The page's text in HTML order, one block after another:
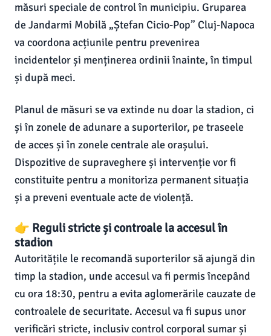
măsuri speciale de control în municipiu. Gruparea
de Jandarmi Mobilă „Ștefan Cicio-Pop” Cluj-Napoca
va coordona acțiunile pentru prevenirea
incidentelor și menținerea ordinii înainte, în timpul
și după meci.
Planul de măsuri se va extinde nu doar la stadion, ci
și în zonele de adunare a suporterilor, pe traseele
de acces și în zonele centrale ale orașului.
Dispozitive de supraveghere și intervenție vor fi
constituite pentru a monitoriza permanent situația
și a preveni eventuale acte de violență.
👉 Reguli stricte și controale la accesul în
stadion
Autoritățile le recomandă suporterilor să ajungă din
timp la stadion, unde accesul va fi permis începând
cu ora 18:30, pentru a evita aglomerările cauzate de
controalele de securitate. Accesul va fi supus unor
verificări stricte, inclusiv control corporal sumar și